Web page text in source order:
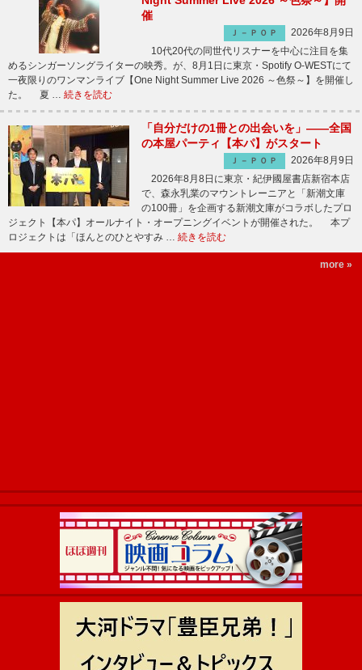
催
Ｊ－ＰＯＰ
2026年8月9日
10代20代の同世代リスナーを中心に注目を集
めるシンガーソングライターの映秀。が、8月1日に東京・Spotify O-WESTにて
一夜限りのワンマンライブ【One Night Summer Live 2026 ～色祭～】を開催し
た。 夏 … 続きを読む
「自分だけの1冊との出会いを」――全国
の本屋パーティ【本パ】がスタート
Ｊ－ＰＯＰ
2026年8月9日
2026年8月8日に東京・紀伊國屋書店新宿本店
で、森永乳業のマウントレーニアと「新潮文庫
の100冊」を企画する新潮文庫がコラボしたプロ
ジェクト【本パ】オールナイト・オープニングイベントが開催された。 本プ
ロジェクトは「ほんとのひとやすみ … 続きを読む
more »